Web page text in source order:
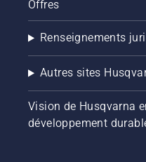
Offres
Renseignements
Autres sites
Vision de Husqvarna
développement